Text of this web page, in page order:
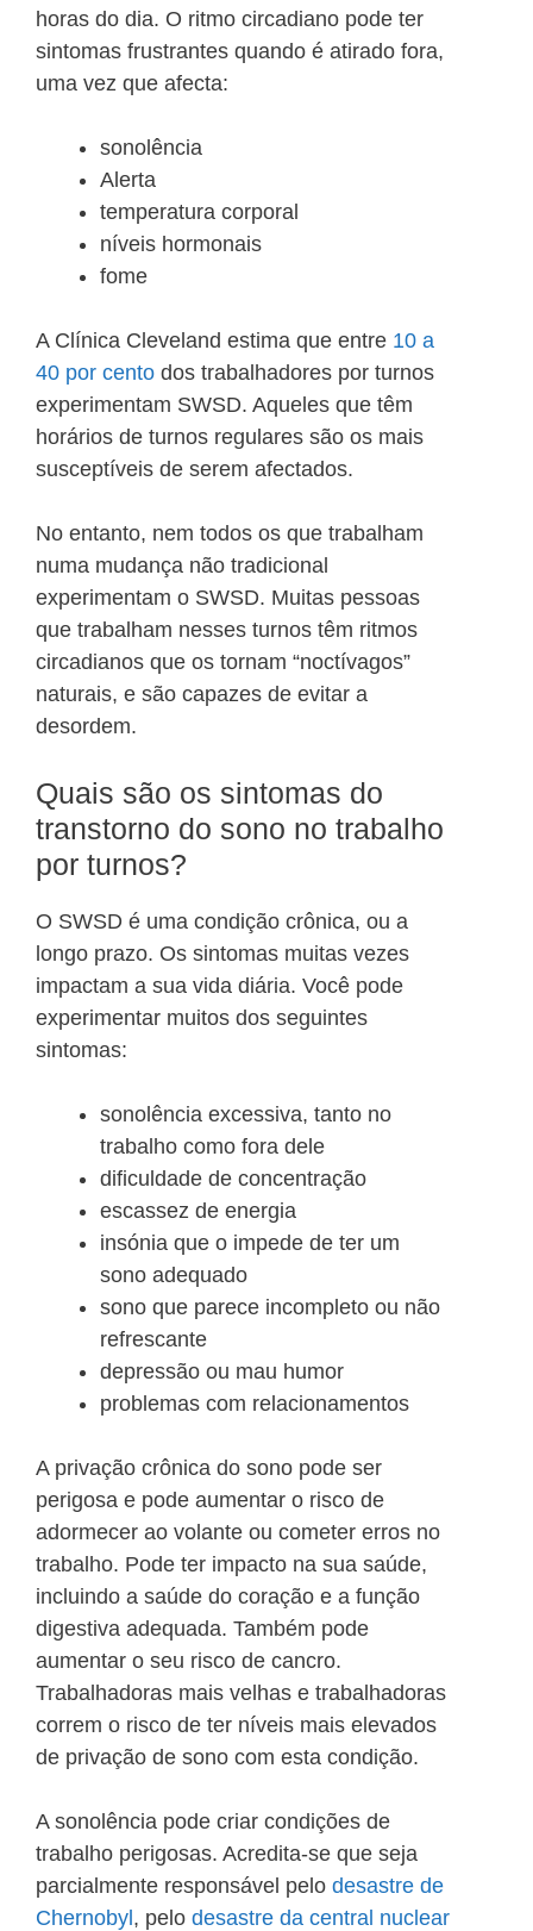
horas do dia. O ritmo circadiano pode ter
sintomas frustrantes quando é atirado fora,
uma vez que afecta:
sonolência
Alerta
temperatura corporal
níveis hormonais
fome
A Clínica Cleveland estima que entre 10 a
40 por cento dos trabalhadores por turnos
experimentam SWSD. Aqueles que têm
horários de turnos regulares são os mais
susceptíveis de serem afectados.
No entanto, nem todos os que trabalham
numa mudança não tradicional
experimentam o SWSD. Muitas pessoas
que trabalham nesses turnos têm ritmos
circadianos que os tornam “noctívagos”
naturais, e são capazes de evitar a
desordem.
Quais são os sintomas do
transtorno do sono no trabalho
por turnos?
O SWSD é uma condição crônica, ou a
longo prazo. Os sintomas muitas vezes
impactam a sua vida diária. Você pode
experimentar muitos dos seguintes
sintomas:
sonolência excessiva, tanto no
trabalho como fora dele
dificuldade de concentração
escassez de energia
insónia que o impede de ter um
sono adequado
sono que parece incompleto ou não
refrescante
depressão ou mau humor
problemas com relacionamentos
A privação crônica do sono pode ser
perigosa e pode aumentar o risco de
adormecer ao volante ou cometer erros no
trabalho. Pode ter impacto na sua saúde,
incluindo a saúde do coração e a função
digestiva adequada. Também pode
aumentar o seu risco de cancro.
Trabalhadoras mais velhas e trabalhadoras
correm o risco de ter níveis mais elevados
de privação de sono com esta condição.
A sonolência pode criar condições de
trabalho perigosas. Acredita-se que seja
parcialmente responsável pelo desastre de
Chernobyl , pelo desastre da central nuclear